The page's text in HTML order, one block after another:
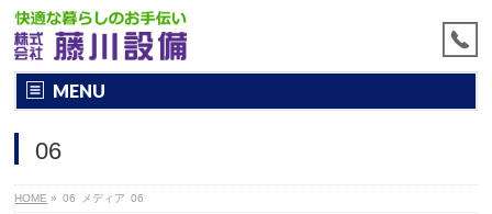
MENU
06
HOME » 06 メディア 06